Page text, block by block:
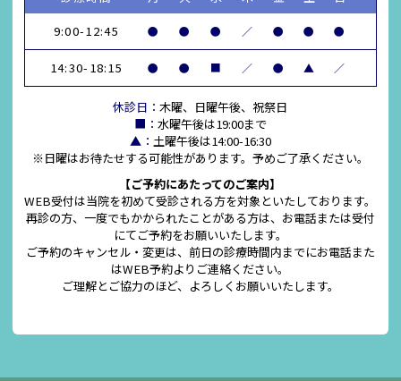
9:00-12:45
● ● ● ／ ● ● ●
14:30-18:15 ● ● ■ ／ ● ▲ ／
休診日：木曜、日曜午後、祝祭日
■： 水曜午後は19:00まで
▲： 土曜午後は14:00-16:30
※日曜はお待たせする可能性があります。予めご了承ください。
【ご予約にあたってのご案内】
WEB受付は当院を初めて受診される方を対象といたしております。
再診の方、一度でもかかられたことがある方は、お電話または受付
にてご予約をお願いいたします。
ご予約のキャンセル・変更は、前日の診療時間内までにお電話また
はWEB予約よりご連絡ください。
ご理解とご協力のほど、よろしくお願いいたします。